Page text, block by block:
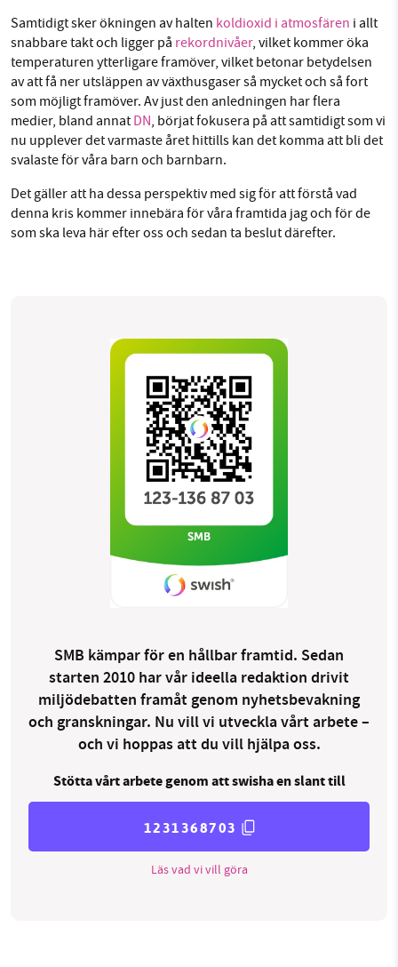
Samtidigt sker ökningen av halten koldioxid i atmosfären i allt
snabbare takt och ligger på rekordnivåer, vilket kommer öka
temperaturen ytterligare framöver, vilket betonar betydelsen
av att få ner utsläppen av växthusgaser så mycket och så fort
som möjligt framöver. Av just den anledningen har flera
medier, bland annat DN, börjat fokusera på att samtidigt som vi
nu upplever det varmaste året hittills kan det komma att bli det
svalaste för våra barn och barnbarn.
Det gäller att ha dessa perspektiv med sig för att förstå vad
denna kris kommer innebära för våra framtida jag och för de
som ska leva här efter oss och sedan ta beslut därefter.
SMB kämpar för en hållbar framtid. Sedan
starten 2010 har vår ideella redaktion drivit
miljödebatten framåt genom nyhetsbevakning
och granskningar. Nu vill vi utveckla vårt arbete –
och vi hoppas att du vill hjälpa oss.
Stötta vårt arbete genom att swisha en slant till
1231368703
Läs vad vi vill göra